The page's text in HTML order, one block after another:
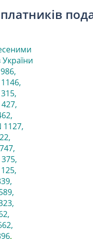
України
,
,
,
,
,
1127,
,
,
,
,
,
,
,
,
,
,